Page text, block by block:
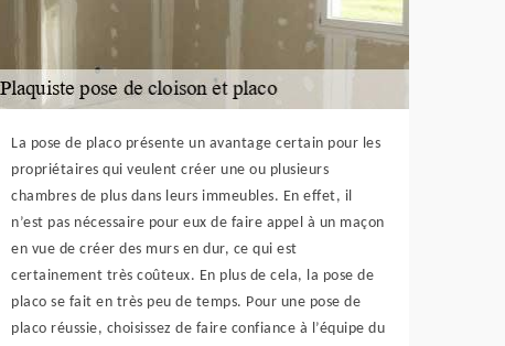
La pose de placo présente un avantage certain pour les
propriétaires qui veulent créer une ou plusieurs
chambres de plus dans leurs immeubles. En effet, il
n’est pas nécessaire pour eux de faire appel à un maçon
en vue de créer des murs en dur, ce qui est
certainement très coûteux. En plus de cela, la pose de
placo se fait en très peu de temps. Pour une pose de
placo réussie, choisissez de faire confiance à l’équipe du